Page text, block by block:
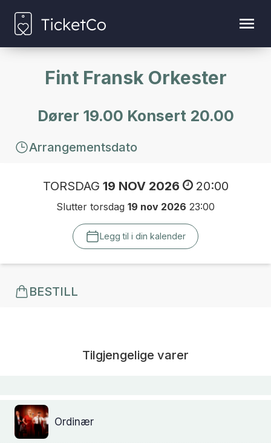
Fint Fransk Orkester
Dører 19.00 Konsert 20.00
Arrangementsdato
TORSDAG 19 NOV 2026 20:00
Slutter torsdag 19 nov 2026 23:00
Legg til i din kalender
BESTILL
Tilgjengelige varer
Ordinær